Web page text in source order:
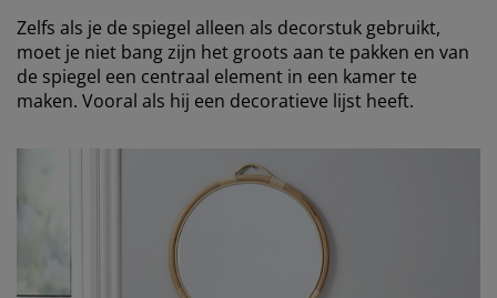
Zelfs als je de spiegel alleen als decorstuk gebruikt,
moet je niet bang zijn het groots aan te pakken en van
de spiegel een centraal element in een kamer te
maken. Vooral als hij een decoratieve lijst heeft.